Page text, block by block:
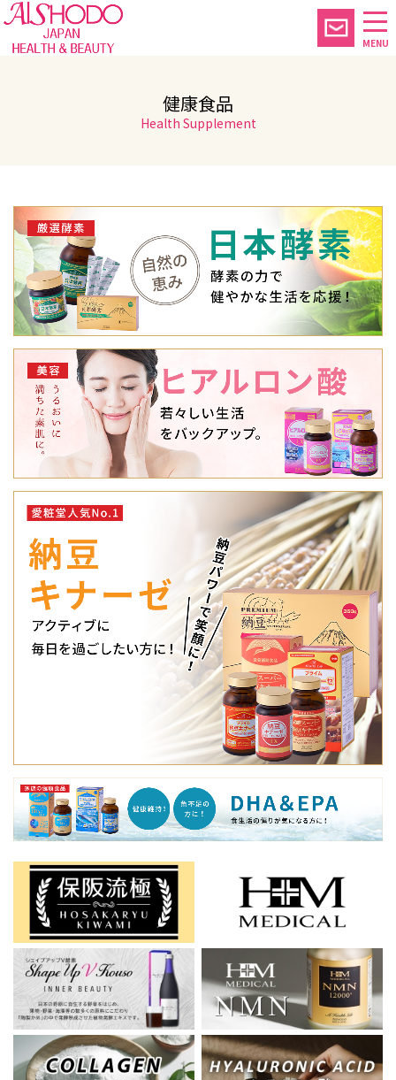
MENU
健康食品
Health Supplement